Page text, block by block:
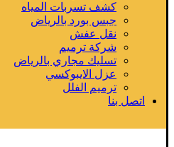
كشف تسربات المياه
جبس بورد بالرياض
نقل عفش
شركة ترميم
تسليك مجاري بالرياض
عزل الايبوكسي
ترميم الفلل
اتصل بنا